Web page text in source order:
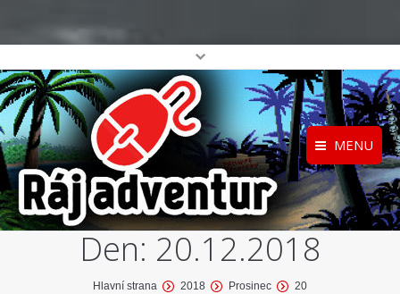
MENU
Registrace
Přihlášení
Home
O projektu
Katalog her
Den: 20.12.2018
You are here:Hlavní strana 2018 Prosinec 20